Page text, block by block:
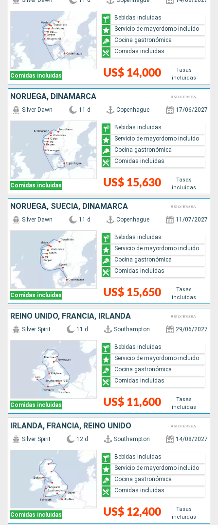
Comidas incluidas US$ 14,000
Tasas
incluidas
Bebidas incluidas
Servicio de mayordomo incluido
Cocina gastronómica
Comidas incluidas
NORUEGA, DINAMARCA
Comidas incluidas
Silver Dawn 11 d Copenhague 17/06/2027
US$ 15,630
Tasas
incluidas
Bebidas incluidas
Servicio de mayordomo incluido
Cocina gastronómica
Comidas incluidas
NORUEGA, SUECIA, DINAMARCA
Comidas incluidas
Silver Dawn 11 d Copenhague 11/07/2027
US$ 15,650
Tasas
incluidas
Bebidas incluidas
Servicio de mayordomo incluido
Cocina gastronómica
Comidas incluidas
REINO UNIDO, FRANCIA, IRLANDA
Comidas incluidas
Silver Spirit 11 d Southampton 29/06/2027
US$ 11,600
Tasas
incluidas
Bebidas incluidas
Servicio de mayordomo incluido
Cocina gastronómica
Comidas incluidas
IRLANDA, FRANCIA, REINO UNIDO
Comidas incluidas
Silver Spirit 12 d Southampton 14/08/2027
US$ 12,400
Tasas
incluidas
Bebidas incluidas
Servicio de mayordomo incluido
Cocina gastronómica
Comidas incluidas